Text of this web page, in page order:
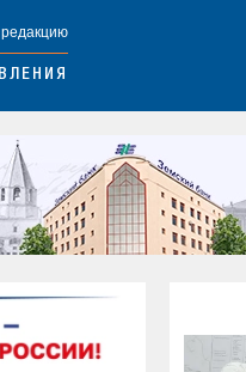
редакцию